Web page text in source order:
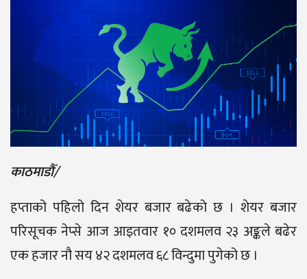
काठमाडौँ/
हप्ताको पहिलो दिन शेयर बजार बढेको छ । शेयर बजार
परिसूचक नेप्से आज आइतवार १० दशमलव २३ अङ्कले बढेर
एक हजार नौ सय ४२ दशमलव ६८ विन्दुमा पुगेको छ ।